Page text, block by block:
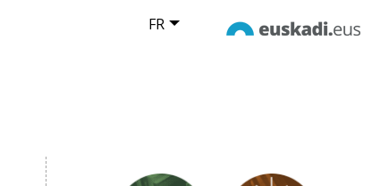
FR